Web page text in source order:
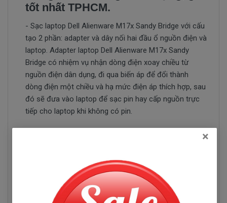
tốt nhất TPHCM.
- Sạc laptop Dell Alienware M17x Sandy Bridge với cấu
tạo 2 phần: adapter và dây nối hai đầu ổ nguồn điện và
laptop. Adapter laptop Dell Alienware M17x Sandy
Bridge có nhiệm vụ nhận dòng điện xoay chiều từ
nguồn điện dân dụng, đi qua biến áp để đổi thành
dòng điện một chiều và hạ mức điện áp thích hợp, sau
đó sẽ đưa vào laptop để sạc pin hay cấp nguồn trực
tiếp cho laptop khi không có pin.
nữa và đã đến lúc bạn nên thay cục sạc mới. Sạc
laptop Dell Alienware M17x Sandy Bridge có thương
hiệu rõ ràng, được bán ra là hàng mới 100%, sản phẩm
được đảm bảo tương thích 100% với máy của bạn
×